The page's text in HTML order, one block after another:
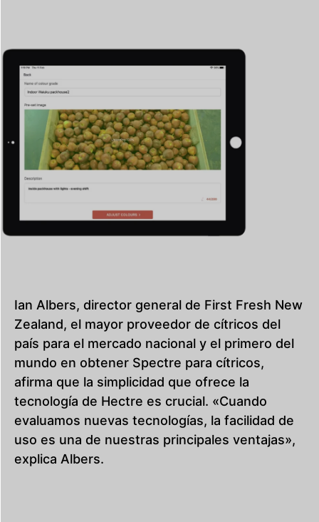
Ian Albers, director general de First Fresh New
Zealand, el mayor proveedor de cítricos del
país para el mercado nacional y el primero del
mundo en obtener Spectre para cítricos,
afirma que la simplicidad que ofrece la
tecnología de Hectre es crucial. «Cuando
evaluamos nuevas tecnologías, la facilidad de
uso es una de nuestras principales ventajas»,
explica Albers.